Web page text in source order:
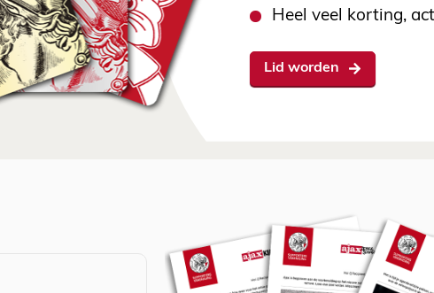
Heel veel korting,
Lid worden